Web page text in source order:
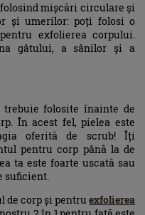
mișcări circulare și
și umerilor: poți folosi o
exfolierea corpului.
gâtului, a sânilor și a
folosite înainte de
În acest fel, pielea este
oferită de scrub! Îți
pentru corp până la de
ta este foarte uscată sau
suficient.
de corp și pentru exfolierea